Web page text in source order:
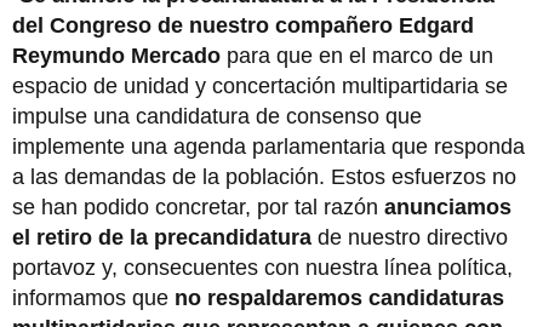
del Congreso de nuestro compañero Edgard
Reymundo Mercado para que en el marco de un
espacio de unidad y concertación multipartidaria se
impulse una candidatura de consenso que
implemente una agenda parlamentaria que responda
a las demandas de la población. Estos esfuerzos no
se han podido concretar, por tal razón anunciamos
el retiro de la precandidatura de nuestro directivo
portavoz y, consecuentes con nuestra línea política,
informamos que no respaldaremos candidaturas